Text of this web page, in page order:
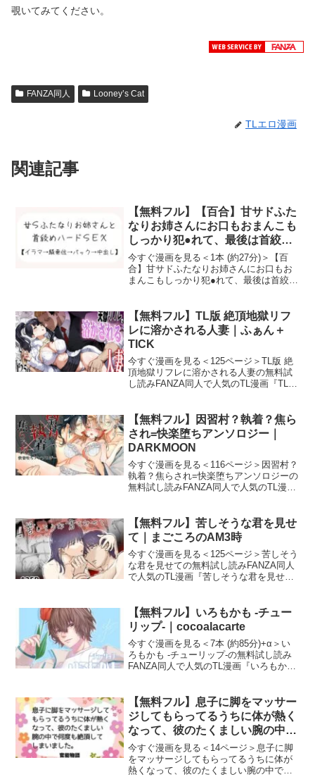
覗いてみてください。
FANZA同人 Looney’s Cat
TLエロ漫画
関連記事
【無料フル】【百合】甘サドふた
なりお姉さんにお口もおまんこも
しっかり犯●れて、最後は首絞め
中出しされちゃう｜みこるーむ
今すぐ漫画を見る＜1本 (約27分)＞【百
合】甘サドふたなりお姉さんにお口もお
まんこもしっかり犯●れて、最後は首絞め
たなりお姉さんにお口もおまんこもしっ
かり犯●れ
【無料フル】TL版 絶頂地獄リフ
レに溶かされる人妻｜ふぁん＋
TICK
今すぐ漫画を見る＜125ページ＞TL版 絶
頂地獄リフレに溶かされる人妻の無料試
し読みFANZA同人で人気のTL漫画『TL版
ークル）は今話題の「ふぁん＋TICK」で
す。
【無料フル】因習村？執着？焦ら
され=快楽堕ちアンソロジー｜
DARKMOON
今すぐ漫画を見る＜116ページ＞因習村？
執着？焦らされ=快楽堕ちアンソロジーの
無料試し読みFANZA同人で人気のTL漫画
ます！作者（サークル）は今話題の
「DARKMO
【無料フル】苦しそうな君を見せ
て｜まごころのAM3時
今すぐ漫画を見る＜125ページ＞苦しそう
な君を見せての無料試し読みFANZA同人
で人気のTL漫画『苦しそうな君を見せ
のAM3時」です。苦しそうな君を見せて
画像1苦しそ
【無料フル】いろもかも -チュー
リップ-｜cocoalacarte
今すぐ漫画を見る＜7本 (約85分)+α＞い
ろもかも -チューリップ-の無料試し読み
FANZA同人で人気のTL漫画『いろもかも
「cocoalacarte」です。い
【無料フル】息子に脚をマッサー
ジしてもらってるうちに体が熱く
なって、彼のたくましい腕の中で
何度も絶頂してしまいました。｜
官能物語
今すぐ漫画を見る＜14ページ＞息子に脚
をマッサージしてもらってるうちに体が
熱くなって、彼のたくましい腕の中で何